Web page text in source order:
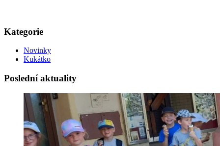
Kategorie
Novinky
Kukátko
Poslední aktuality